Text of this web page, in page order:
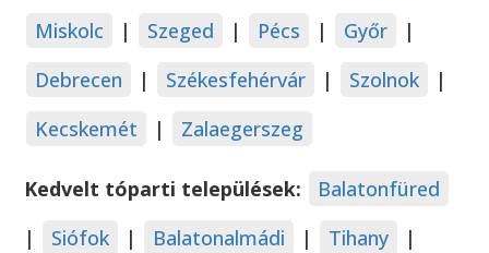
Miskolc
| Szeged | Pécs | Győr
|
Debrecen
| Székesfehérvár | Szolnok
|
Kecskemét
| Zalaegerszeg
Kedvelt tóparti települések:
Balatonfüred
|
Siófok | Balatonalmádi | Tihany
|